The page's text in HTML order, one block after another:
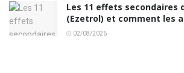
Les 11 effets secondaires
(Ezetrol) et comment les
02/08/2026